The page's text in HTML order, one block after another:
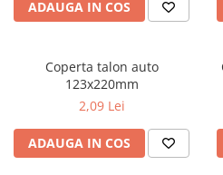
Caiete geografie și biologie
Caiete foi veline
Rezerve pentru caiete
Vocabulare
Blocuri de desen școlare
Hârtie pentru lucru manual
ficțiune
Biografii și memorii
Parenting și educație
Sănătate și stil de viață
Artă și fotografie
Ghiduri și hărți
Mine și rezerve
Corectoare și radiere
Instrumente de scris premium
Stilouri premium
Avioane de jucărie
Masinuțe cu telecomandă
Jucării de pluș
Jucării și articole pentru bebeluși
Jucării pentru bebeluși
Camera Bebe
ADAUGA IN COS
Coperta talon auto
123x220mm
2,09 Lei
ADAUGA IN COS